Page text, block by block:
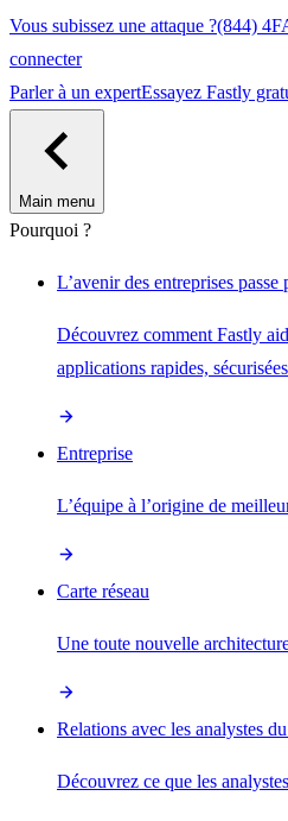
Vous subissez une attaque ?(844)
connecter
Parler à un expertEssayez Fastly
Main menu
Pourquoi ?
L’avenir des entreprises
Découvrez comment Fastly
applications rapides,
Entreprise
L’équipe à l’origine de
Carte réseau
Une toute nouvelle
Relations avec les analystes
Découvrez ce que les